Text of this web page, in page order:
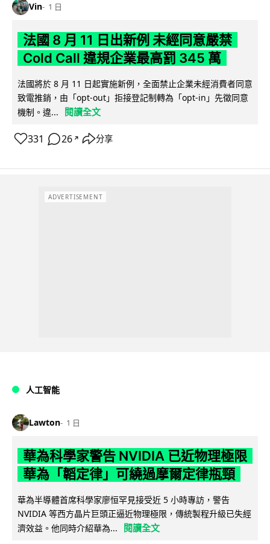
Vin 1 日
法國 8 月 11 日出新例 未經同意嚴禁
Cold Call 違規企業最高罰 345 萬
法國將於 8 月 11 日起實施新例，全面禁止企業未經消費者同意
致電推銷，由「opt-out」拒接登記制轉為「opt-in」先徵同意
機制。違...
閱讀全文
331 26 ↗ 分享
ADVERTISEMENT
人工智能
Lawton 1 日
華為科學家警告 NVIDIA 已近物理極限
華為「韜定律」可繞過摩爾定律瓶頸
華為半導體首席科學家廖恒罕見接受近 5 小時專訪，警告
NVIDIA 等西方晶片巨頭正逼近物理極限，傳統製程升級已失經
濟效益。他同時介紹華為...
閱讀全文